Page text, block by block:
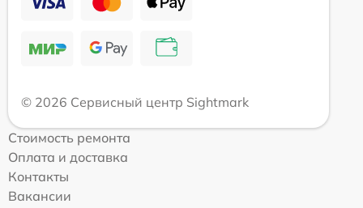
© 2026 Сервисный центр Sightmark
Стоимость ремонта
Оплата и доставка
Контакты
Вакансии